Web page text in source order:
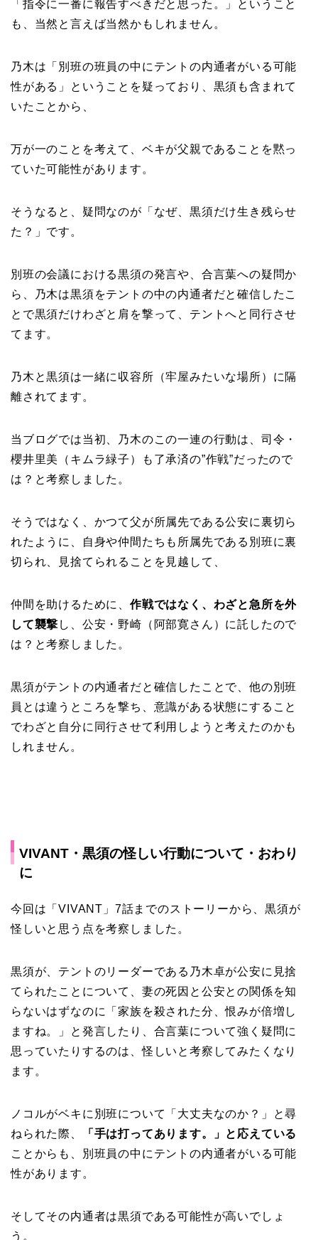
「指令に一番に報告すべきだと思った。」ということ
も、当然と言えば当然かもしれません。
乃木は「別班の班員の中にテントの内通者がいる可能
性がある」ということを疑っており、黒須も含まれて
いたことから、
万が一のことを考えて、ベキが父親であることを黙っ
ていた可能性があります。
そうなると、疑問なのが「なぜ、黒須だけ生き残らせ
た？」です。
別班の会議における黒須の発言や、合言葉への疑問か
ら、乃木は黒須をテントの中の内通者だと確信したこ
とで黒須だけわざと肩を撃って、テントへと同行させ
てます。
乃木と黒須は一緒に収容所（牢屋みたいな場所）に隔
離されてます。
当ブログでは当初、乃木のこの一連の行動は、司令・
櫻井里美（キムラ緑子）も了承済の”作戦”だったので
は？と考察しました。
そうではなく、かつて父が所属先である公安に裏切ら
れたように、自身や仲間たちも所属先である別班に裏
切られ、見捨てられることを見越して、
仲間を助けるために、 作戦ではなく、わざと急所を外
して襲撃 し、公安・野崎（阿部寛さん）に託したので
は？と考察しました。
黒須がテントの内通者だと確信したことで、他の別班
員とは違うところを撃ち、意識がある状態にすること
でわざと自分に同行させて利用しようと考えたのかも
しれません。
VIVANT・黒須の怪しい行動について・おわり
に
今回は「VIVANT」7話までのストーリーから、黒須が
怪しいと思う点を考察しました。
黒須が、テントのリーダーである乃木卓が公安に見捨
てられたことについて、妻の死因と公安との関係を知
らないはずなのに「家族を殺された分、恨みが倍増し
ますね。」と発言したり、合言葉について強く疑問に
思っていたりするのは、怪しいと考察してみたくなり
ます。
ノコルがベキに別班について「大丈夫なのか？」と尋
ねられた際、
「手は打ってあります。」と応えている
ことからも、別班員の中にテントの内通者がいる可能
性があります。
そしてその内通者は黒須である可能性が高いでしょ
う。